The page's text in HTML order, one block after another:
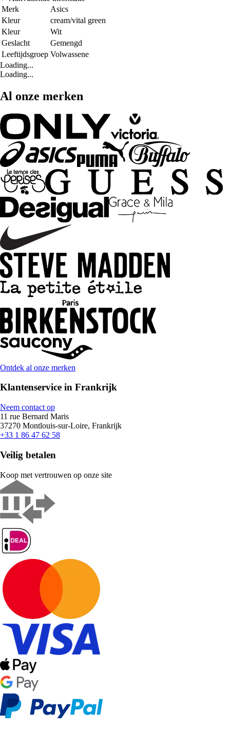
Merk
Asics
Kleur
cream/vital green
Kleur
Wit
Geslacht
Gemengd
Leeftijdsgroep Volwassene
Loading...
Loading...
Al onze merken
Ontdek al onze merken
Klantenservice in Frankrijk
Neem contact op
11 rue Bernard Maris
37270 Montlouis-sur-Loire, Frankrijk
+33 1 86 47 62 58
Veilig betalen
Koop met vertrouwen op onze site